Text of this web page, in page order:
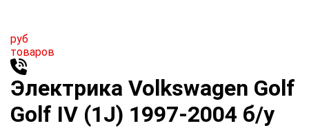
руб
товаров
Электрика Volkswagen Golf
Golf IV (1J) 1997-2004 б/у